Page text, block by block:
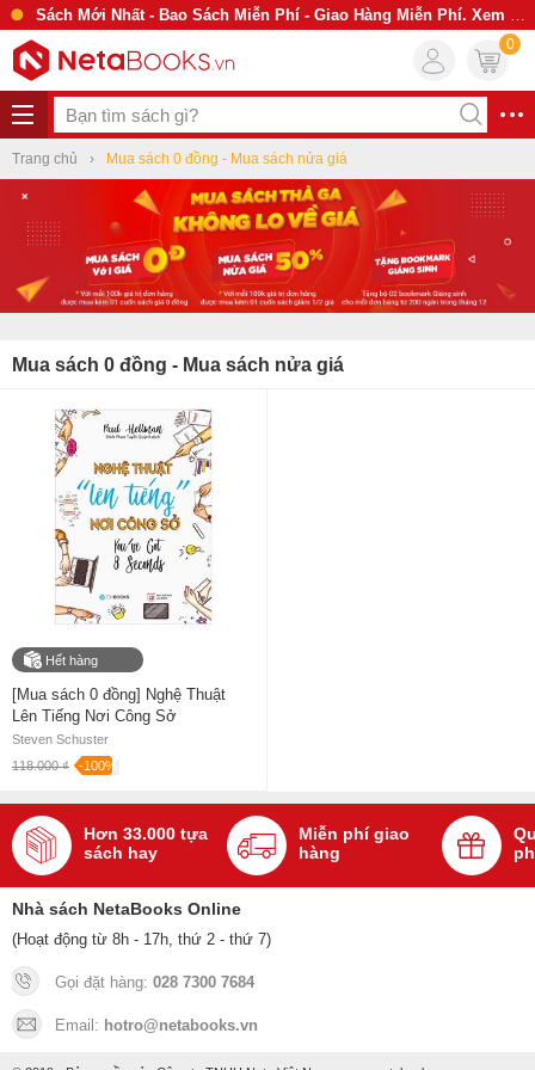
Sách Mới Nhất - Bao Sách Miễn Phí - Giao Hàng Miễn Phí. Xem Ngay
0
Trang chủ Mua sách 0 đồng - Mua sách nửa giá
Mua sách 0 đồng - Mua sách nửa giá
Hết hàng
[Mua sách 0 đồng] Nghệ Thuật
Lên Tiếng Nơi Công Sở
Steven Schuster
118.000 ₫
-100%
Hơn 33.000 tựa
sách hay
Miễn phí giao
hàng
Nhà sách NetaBooks Online
(Hoạt động từ 8h - 17h, thứ 2 - thứ 7)
Gọi đặt hàng: 028 7300 7684
Email: hotro@netabooks.vn